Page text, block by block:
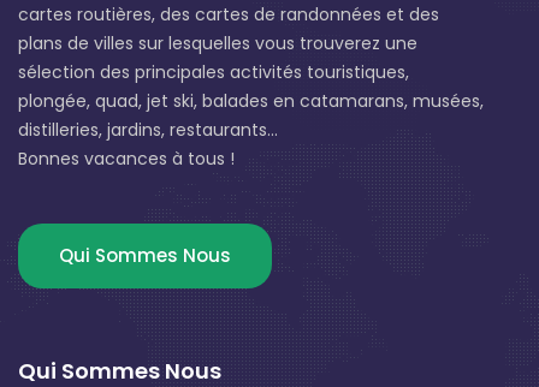
cartes routières, des cartes de randonnées et des
plans de villes sur lesquelles vous trouverez une
sélection des principales activités touristiques,
plongée, quad, jet ski, balades en catamarans, musées,
distilleries, jardins, restaurants...
Bonnes vacances à tous !
Qui Sommes Nous
Qui Sommes Nous